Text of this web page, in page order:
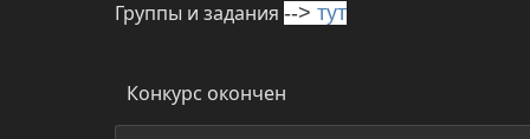
Группы и задания --> тут
Конкурс окончен